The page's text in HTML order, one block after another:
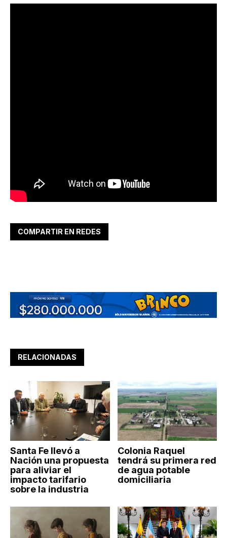
COMPARTIR EN REDES
RELACIONADAS
Santa Fe llevó a
Nación una propuesta
para aliviar el
impacto tarifario
sobre la industria
Colonia Raquel
tendrá su primera red
de agua potable
domiciliaria